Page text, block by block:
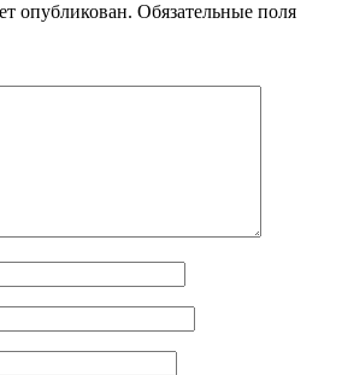
опубликован. Обязательные поля